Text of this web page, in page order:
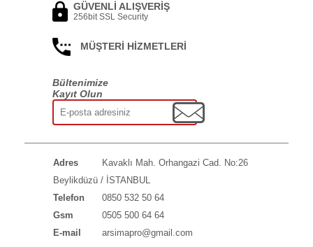
GÜVENLİ ALIŞVERİŞ
256bit SSL Security
MÜŞTERİ HİZMETLERİ
Bültenimize
Kayıt Olun
Adres
Kavaklı Mah. Orhangazi Cad. No:26
Beylikdüzü / İSTANBUL
Telefon
0850 532 50 64
Gsm
0505 500 64 64
E-mail
arsimapro@gmail.com